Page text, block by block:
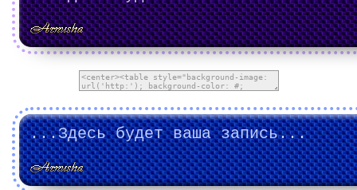
...Здесь будет ваша запись...